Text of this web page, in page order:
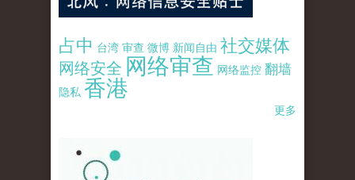
占中 台湾 审查 微博 新闻自由 社交媒体
网络安全 网络审查 网络监控 翻墙
隐私 香港
更多
pao-pao-banner-mirror-site-120814.jpg